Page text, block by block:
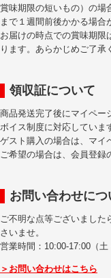
賞味期限の短いもの）の場
まで１週間前後かかる場合
お届けの時点での賞味期限
ります。あらかじめご了承
領収証について
商品発送完了後にマイペ
ボイス制度に対応していま
ゲスト購入の場合は、マイ
ご希望の場合は、会員登録
お問い合わせにつ
ご不明な点等ございました
さいませ。
営業時間：10:00-17:00（土
＞お問い合わせはこちら